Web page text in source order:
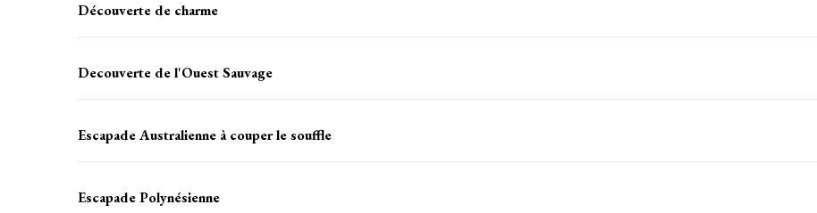
Découverte de charme
Decouverte de l'Ouest Sauvage
Escapade Australienne à couper le souffle
Escapade Polynésienne